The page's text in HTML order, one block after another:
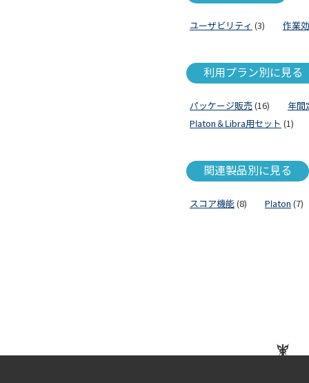
ユーザビリティ (3) 作業
利用プラン別に見る
パッケージ販売 (16)
年間
Platon＆Libra用セット (1)
関連製品別に見る
スコア機能 (8) Platon (7)